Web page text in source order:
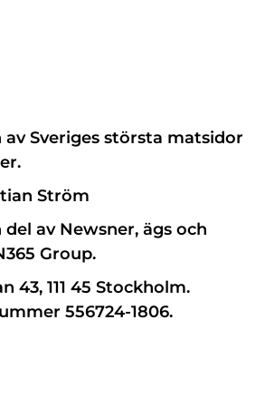
Sveriges största matsidor
Ström
av Newsner, ägs och
Group.
43, 111 45 Stockholm.
556724-1806.